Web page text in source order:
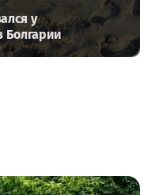
у
Болгарии